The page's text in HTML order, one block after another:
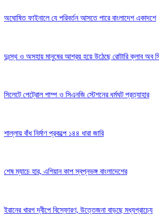
অঘোষিত ফাইনালে যে পরিবর্তন আসতে পারে বাংলাদেশ একাদশে
দুঃস্থ ও অসহায় মানুষের আশ্রয় হয়ে উঠেছে রোটারি ক্লাব অব
সিলেটে পেট্রোল পাম্প ও সিএনজি স্টেশনের ধর্মঘট প্রত্যাহার
শাল্লায় বাঁধ নির্মাণ প্রকল্পে ১৪৪ ধারা জারি
শেষ ম্যাচে হার, এশিয়ান কাপ স্বপ্নভঙ্গ বাংলাদেশের
ইরানের খারগ দ্বীপে বিস্ফোরণ, উত্তেজনা বাড়ছে মধ্যপ্রাচ্যে